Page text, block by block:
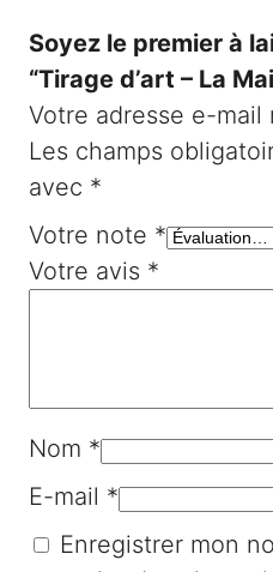
Soyez le premier à
“Tirage d’art – La
Votre adresse e-mail
Les champs
avec *
Votre note *
Votre avis *
Nom *
E-mail *
Enregistrer mon